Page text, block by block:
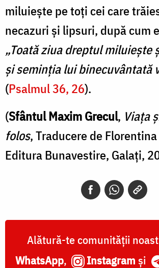
miluiește pe toți cei care
necazuri și lipsuri, după cum
„Toată ziua dreptul miluiește
și seminția lui binecuvântată
(Psalmul 36, 26).
(Sfântul Maxim Grecul, Viața
folos, Traducere de
Editura Bunavestire, Galați,
Alătură-te comunității
WhatsApp, Instagram și